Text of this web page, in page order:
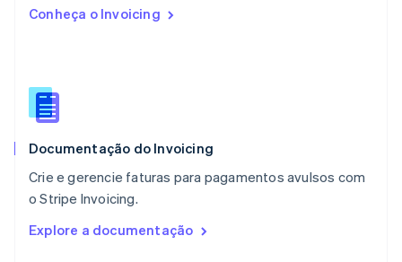
Conheça o Invoicing
Documentação do Invoicing
Crie e gerencie faturas para pagamentos avulsos com
o Stripe Invoicing.
Explore a documentação
NederlandsEnglish
Português
RAE de Hong Kong, China
Reino Unido
República Tcheca
English
English